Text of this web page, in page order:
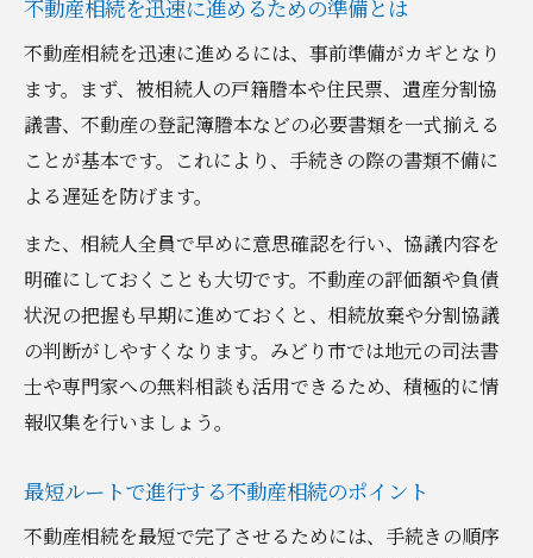
負債が多い場合の相続放棄ポイント
急ぎの不動産相続手続きで押さえるべき流れ
急ぎの不動産相続手続き流れ一覧
短期間で進めるためのスケジュール例
みどり市で急ぐ際の必要書類まとめ
手続きを迅速化するためのポイント
専門家と連携した時短テクニック
不動産相続を迅速に進めるための準備とは
不動産相続を迅速に進めるには、事前準備がカギとなり
ます。まず、被相続人の戸籍謄本や住民票、遺産分割協
議書、不動産の登記簿謄本などの必要書類を一式揃える
ことが基本です。これにより、手続きの際の書類不備に
よる遅延を防げます。
また、相続人全員で早めに意思確認を行い、協議内容を
明確にしておくことも大切です。不動産の評価額や負債
状況の把握も早期に進めておくと、相続放棄や分割協議
の判断がしやすくなります。みどり市では地元の司法書
士や専門家への無料相談も活用できるため、積極的に情
報収集を行いましょう。
最短ルートで進行する不動産相続のポイント
不動産相続を最短で完了させるためには、手続きの順序